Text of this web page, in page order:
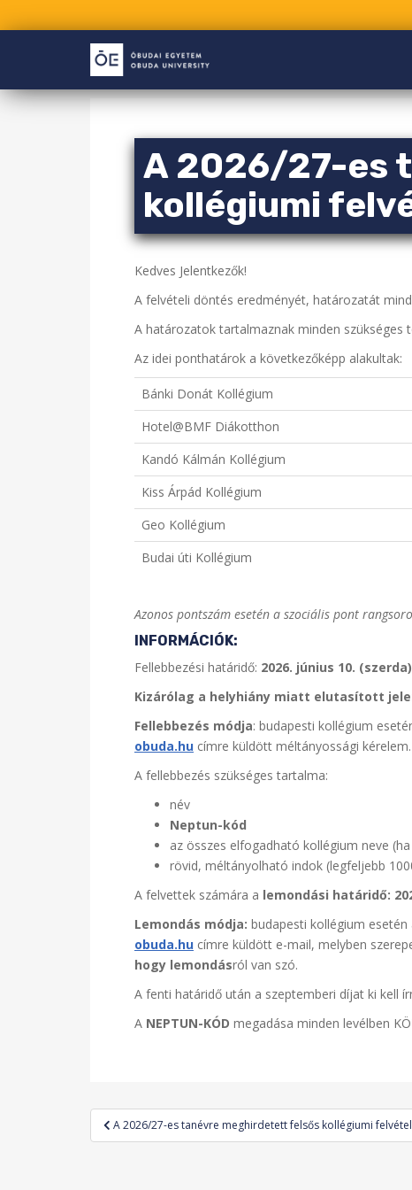
A 2026/27-es
kollégiumi
Kedves Jelentkezők!
A felvételi döntés eredményét, határozatát
A határozatok tartalmaznak minden szükséges
Az idei ponthatárok a következőképp alakultak:
Bánki Donát Kollégium
Hotel@BMF Diákotthon
Kandó Kálmán Kollégium
Kiss Árpád Kollégium
Geo Kollégium
Budai úti Kollégium
Azonos pontszám esetén a szociális pont
INFORMÁCIÓK:
Fellebbezési határidő: 2026. június 10.
Kizárólag a helyhiány miatt elutasított
Fellebbezés módja: budapesti kollégium
obuda.hu címre küldött méltányossági kérelem.
A fellebbezés szükséges tartalma:
név
Neptun-kód
az összes elfogadható kollégium neve
rövid, méltányolható indok (legfeljebb
A felvettek számára a lemondási határidő:
Lemondás módja: budapesti kollégium esetén
obuda.hu címre küldött e-mail, melyben
hogy lemondásról van szó.
A fenti határidő után a szeptemberi díjat ki kell
A NEPTUN-KÓD megadása minden levélben
Bejegyzés
navigáció
A 2026/27-es tanévre meghirdetett felsős kollégiumi